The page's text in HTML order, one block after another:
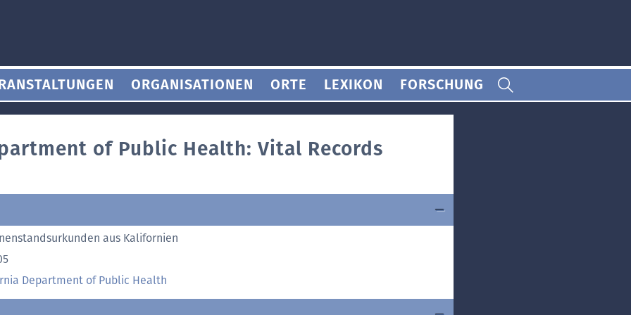
ORGANISATIONEN ORTE LEXIKON FORSCHUNG
of Public Health: Vital Records
aus Kalifornien
Department of Public Health